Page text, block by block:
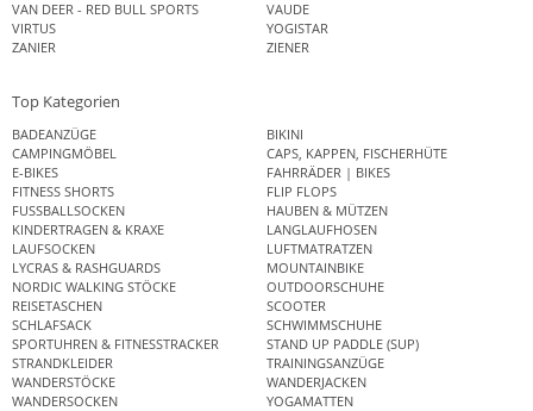
VAN DEER - RED BULL SPORTS
VAUDE
VIRTUS
YOGISTAR
ZANIER
ZIENER
Top Kategorien
BADEANZÜGE
BIKINI
CAMPINGMÖBEL
CAPS, KAPPEN, FISCHERHÜTE
E-BIKES
FAHRRÄDER | BIKES
FITNESS SHORTS
FLIP FLOPS
FUSSBALLSOCKEN
HAUBEN & MÜTZEN
KINDERTRAGEN & KRAXE
LANGLAUFHOSEN
LAUFSOCKEN
LUFTMATRATZEN
LYCRAS & RASHGUARDS
MOUNTAINBIKE
NORDIC WALKING STÖCKE
OUTDOORSCHUHE
REISETASCHEN
SCOOTER
SCHLAFSACK
SCHWIMMSCHUHE
SPORTUHREN & FITNESSTRACKER
STAND UP PADDLE (SUP)
STRANDKLEIDER
TRAININGSANZÜGE
WANDERSTÖCKE
WANDERJACKEN
WANDERSOCKEN
YOGAMATTEN